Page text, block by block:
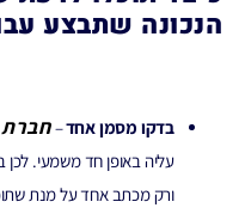
הנכונה שתבצע
בדקו מסמן אחד–חברת
עליה באופן חד משמעי.
ורק מכתב אחד על מנת